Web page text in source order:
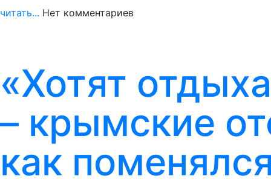
читать... Нет комментариев
«Хотят
– крымские
как